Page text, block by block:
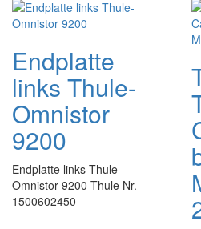
Endplatte
links Thule-
Omnistor
9200
Endplatte links Thule-
Omnistor 9200 Thule Nr.
1500602450